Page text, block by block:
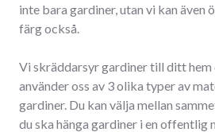
inte bara gardiner, utan vi kan även
färg också.
Vi skräddarsyr gardiner till ditt
använder oss av 3 olika typer av
gardiner. Du kan välja mellan
du ska hänga gardiner i en offentlig